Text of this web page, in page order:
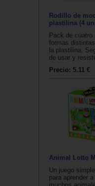
Rodillo de
plastilina (4
Pack de cuatro
formas
la plastilina.
de usar y
Precio: 5.11 €
Animal Lotto
Un juego
para aprender